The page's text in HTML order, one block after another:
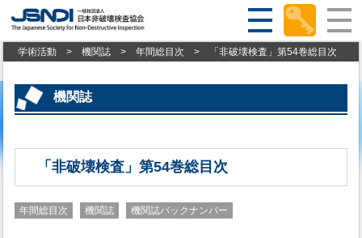
学術活動 > 機関誌 > 年間総目次 > 「非破壊検査」第54巻総目次
機関誌
「非破壊検査」第54巻総目次
年間総目次 機関誌 機関誌バックナンバー